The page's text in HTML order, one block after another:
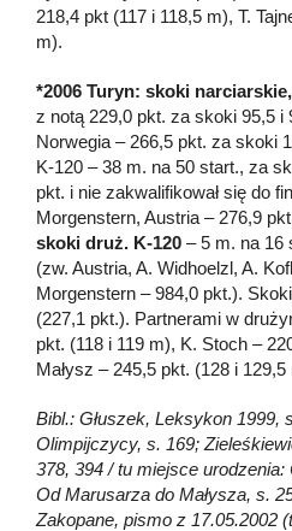
218,4 pkt (117 i 118,5 m), T.
m).
*2006 Turyn: skoki
z notą 229,0 pkt. za skoki 95,5 i
Norwegia – 266,5 pkt. za skoki
K-120 – 38 m. na 50 start., za
pkt. i nie zakwalifikował się do
Morgenstern, Austria – 276,9
skoki druż. K-120 – 5 m. na 16
(zw. Austria, A. Widhoelzl, A.
Morgenstern – 984,0 pkt.).
(227,1 pkt.). Partnerami w
pkt. (118 i 119 m), K. Stoch –
Małysz – 245,5 pkt. (128 i 129,5
Bibl.: Głuszek, Leksykon 1999,
Olimpijczycy, s. 169;
378, 394 / tu miejsce urodzenia:
Od Marusarza do Małysza, s.
Zakopane, pismo z 17.05.2002